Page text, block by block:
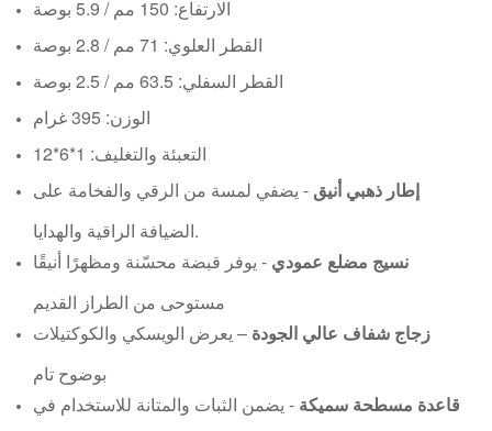
الارتفاع: 150 مم / 5.9 بوصة
القطر العلوي: 71 مم / 2.8 بوصة
القطر السفلي: 63.5 مم / 2.5 بوصة
الوزن: 395 غرام
التعبئة والتغليف: 1*6*12
إطار ذهبي أنيق - يضفي لمسة من الرقي والفخامة على
نسيج مضلع عمودي - يوفر قبضة محسّنة ومظهرًا أنيقًا
مستوحى من الطراز القديم
زجاج شفاف عالي الجودة – يعرض الويسكي والكوكتيلات
بوضوح تام
قاعدة مسطحة سميكة - يضمن الثبات والمتانة للاستخدام في